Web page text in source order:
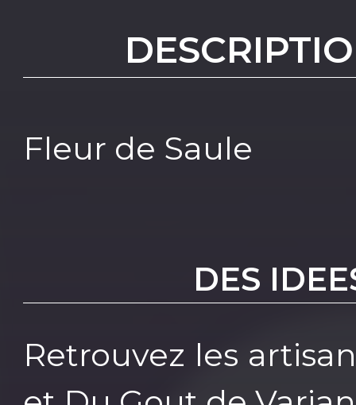
Fleur de Saule
DES
Retrouvez les